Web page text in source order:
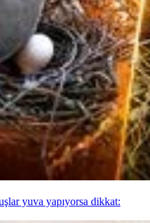
yuva yapıyorsa dikkat: